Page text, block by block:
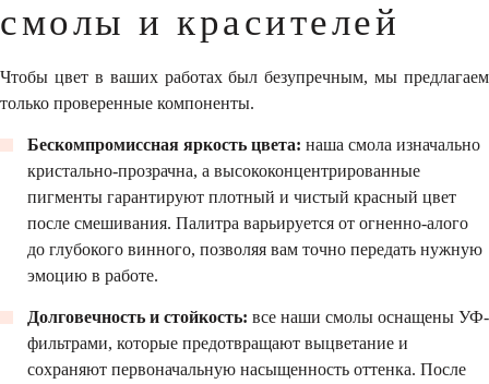
смолы и красителей
Чтобы цвет в ваших работах был безупречным, мы предлагаем
только проверенные компоненты.
Бескомпромиссная яркость цвета: наша смола изначально
кристально-прозрачна, а высококонцентрированные
пигменты гарантируют плотный и чистый красный цвет
после смешивания. Палитра варьируется от огненно-алого
до глубокого винного, позволяя вам точно передать нужную
эмоцию в работе.
Долговечность и стойкость: все наши смолы оснащены УФ-
фильтрами, которые предотвращают выцветание и
сохраняют первоначальную насыщенность оттенка. После